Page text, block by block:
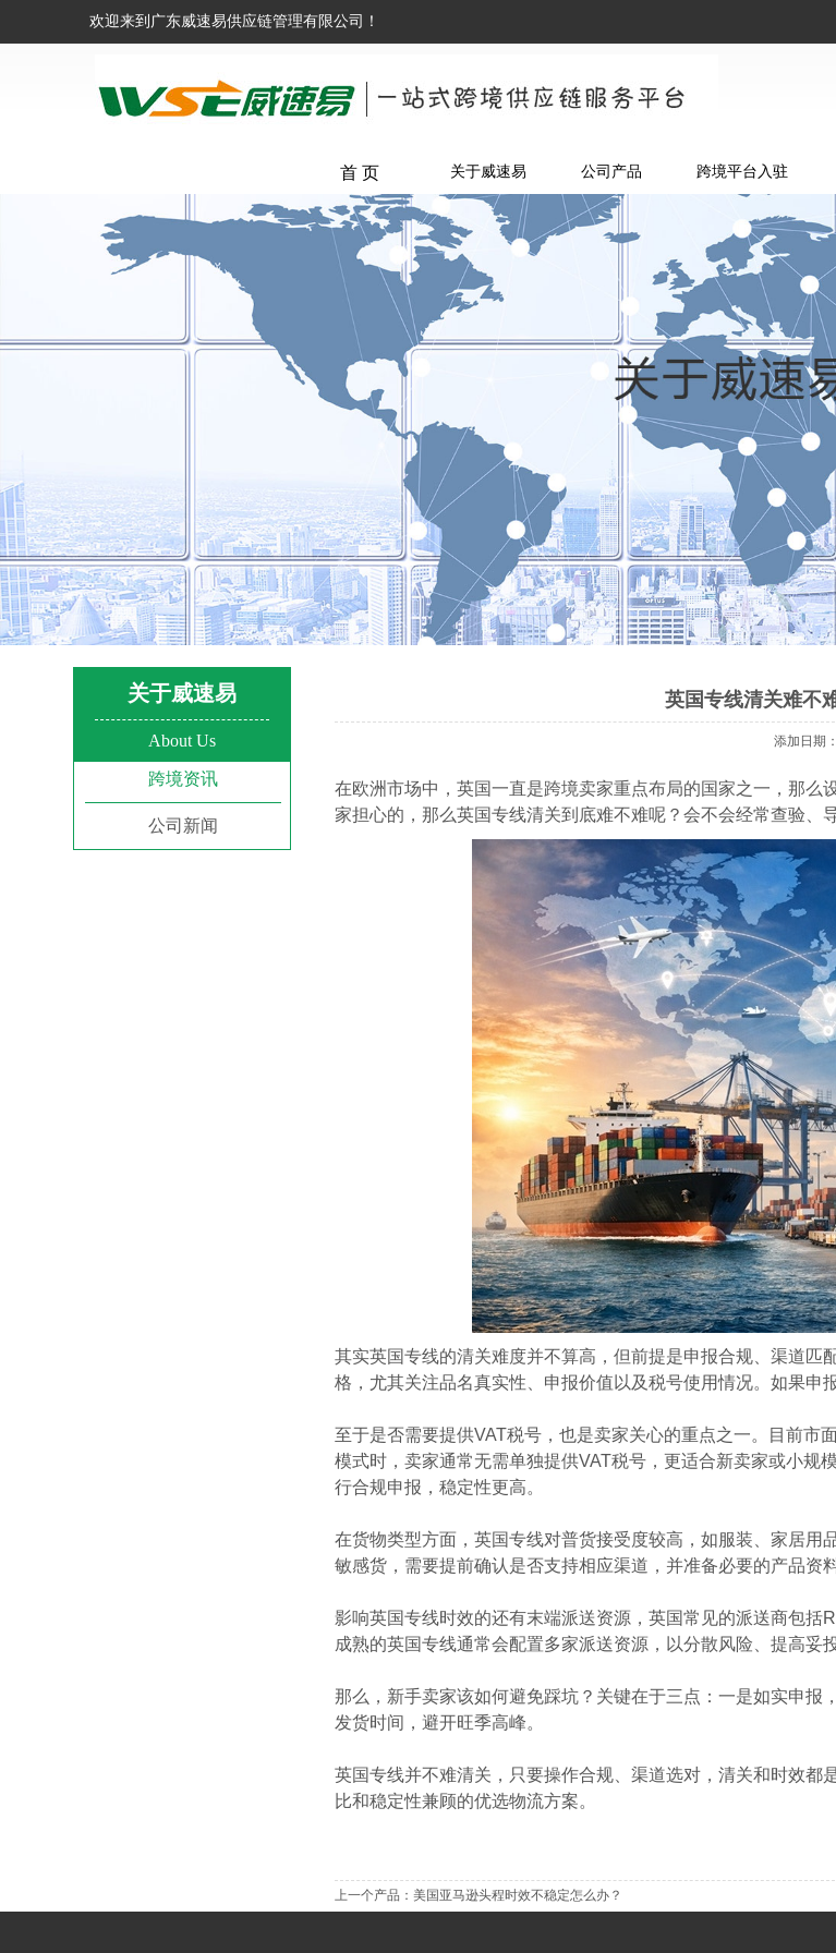
欢迎来到广东威速易供应链管理有限公司！
首 页 关于威速易 公司产品 跨境平台入驻
关于威速易
About Us
跨境资讯
公司新闻
英国专线清关难不
添加日期
在欧洲市场中，英国一直是跨境卖家重点布局的国家之一，那
家担心的，那么英国专线清关到底难不难呢？会不会经常查验、
其实英国专线的清关难度并不算高，但前提是申报合规、渠道
格，尤其关注品名真实性、申报价值以及税号使用情况。如果申
至于是否需要提供VAT税号，也是卖家关心的重点之一。目前
模式时，卖家通常无需单独提供VAT税号，更适合新卖家或小规
行合规申报，稳定性更高。
在货物类型方面，英国专线对普货接受度较高，如服装、家居
敏感货，需要提前确认是否支持相应渠道，并准备必要的产品资
影响英国专线时效的还有末端派送资源，英国常见的派送商包括
成熟的英国专线通常会配置多家派送资源，以分散风险、提高妥投
那么，新手卖家该如何避免踩坑？关键在于三点：一是如实申报
发货时间，避开旺季高峰。
英国专线并不难清关，只要操作合规、渠道选对，清关和时效
比和稳定性兼顾的优选物流方案。
上一个产品： 美国亚马逊头程时效不稳定怎么办？